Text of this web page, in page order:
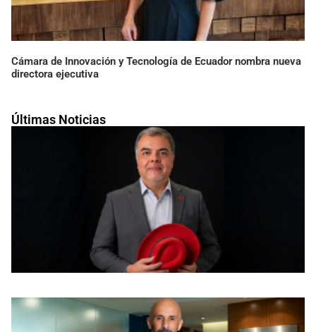
Últimas Noticias
Cámara de Innovación y Tecnología de Ecuador nombra nueva
directora ejecutiva